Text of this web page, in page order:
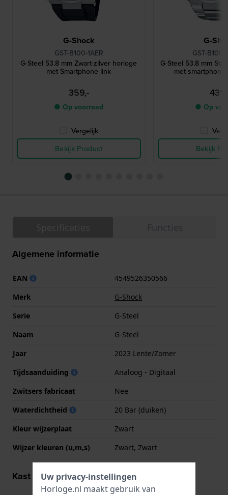
G-Shock
GST-B100-1AER
G-Steel 53.8 mm Zwart-zilver horloge
met Smartphone link
359,-
● Op voorraad
Vergelijk
Bekijk Product
G-
GST-
G-Steel 53.8 mm
met
● Op
Bekijk
Algemene informatie
EAN
4549526350566
Merk
G-Shock
Serie
G-Steel
Naam
G-Steel
Jaar
2023 Lente/Zomer
Tijdsaanduiding
Analoog - Digitaal
Zwitsers fabricaat
Nee
Waterdichtheid
20 Bar (duiken)
Kleur wijzerplaat
Zwart
Wijzer kleuren (u,m,s)
Zwart, Zwart
Kast informatie
Uw privacy-instellingen
Horloge.nl maakt gebruik van